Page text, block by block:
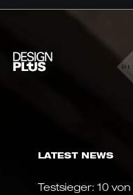
LATEST NEWS
Testsieger: 10